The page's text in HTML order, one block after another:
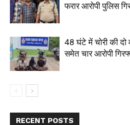
फरार आरोपी पुलिस
48 घंटे में चोरी की दो
समेत चार आरोपी
RECENT POSTS